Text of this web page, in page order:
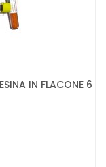
IN FLACONE 6